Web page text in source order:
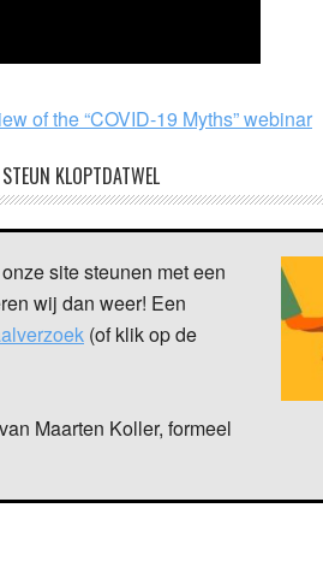
of the “COVID-19 Myths” webinar
STEUN KLOPTDATWEL
site steunen met een
wij dan weer! Een
(of klik op de
Maarten Koller, formeel